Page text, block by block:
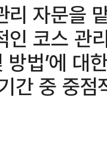
리 자문을
인 코스 관
법’에 대
간 중 중